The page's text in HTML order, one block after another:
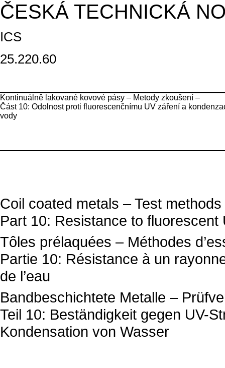
ČESKÁ TECHNICKÁ
ICS
25.220.60
Kontinuálně lakované kovové pásy – Metody zkoušení –
Část 10: Odolnost proti fluorescenčnímu UV záření a
vody
Coil coated metals – Test methods
Part 10: Resistance to
Tôles prélaquées – Méthodes
Partie 10: Résistance àun
de l’eau
Bandbeschichtete Metalle –
Teil 10: Beständigkeit gegen UV-
Kondensation von Wasser